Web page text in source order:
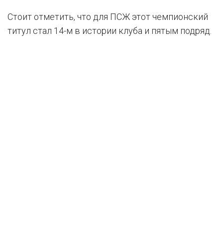
Стоит отметить, что для ПСЖ этот чемпионский
титул стал 14-м в истории клуба и пятым подряд.